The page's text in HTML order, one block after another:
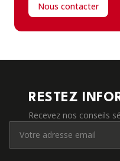
Nous contacter
RESTEZ
Recevez nos conseils